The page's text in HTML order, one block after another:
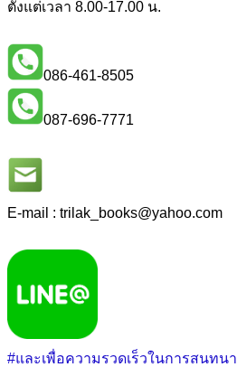
ตั้งแต่เวลา 8.00-17.00 น.
086-461-8505
087-696-7771
E-mail : trilak_books@yahoo.com
#และเพื่อความรวดเร็วในการสนทนา